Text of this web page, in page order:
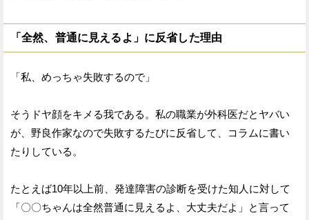
「全然、普通に見えるよ」に反省した理由
「私、めっちゃ失敗するので」
そうドヤ顔をキメる我である。私の職業が外科医だとヤバい
が、野良作家なので失敗するたびに反省して、コラムに書い
たりしている。
たとえば10年以上前、発達障害の診断を受けた知人に対して
「〇〇ちゃんは全然普通に見えるよ、大丈夫だよ」と言って